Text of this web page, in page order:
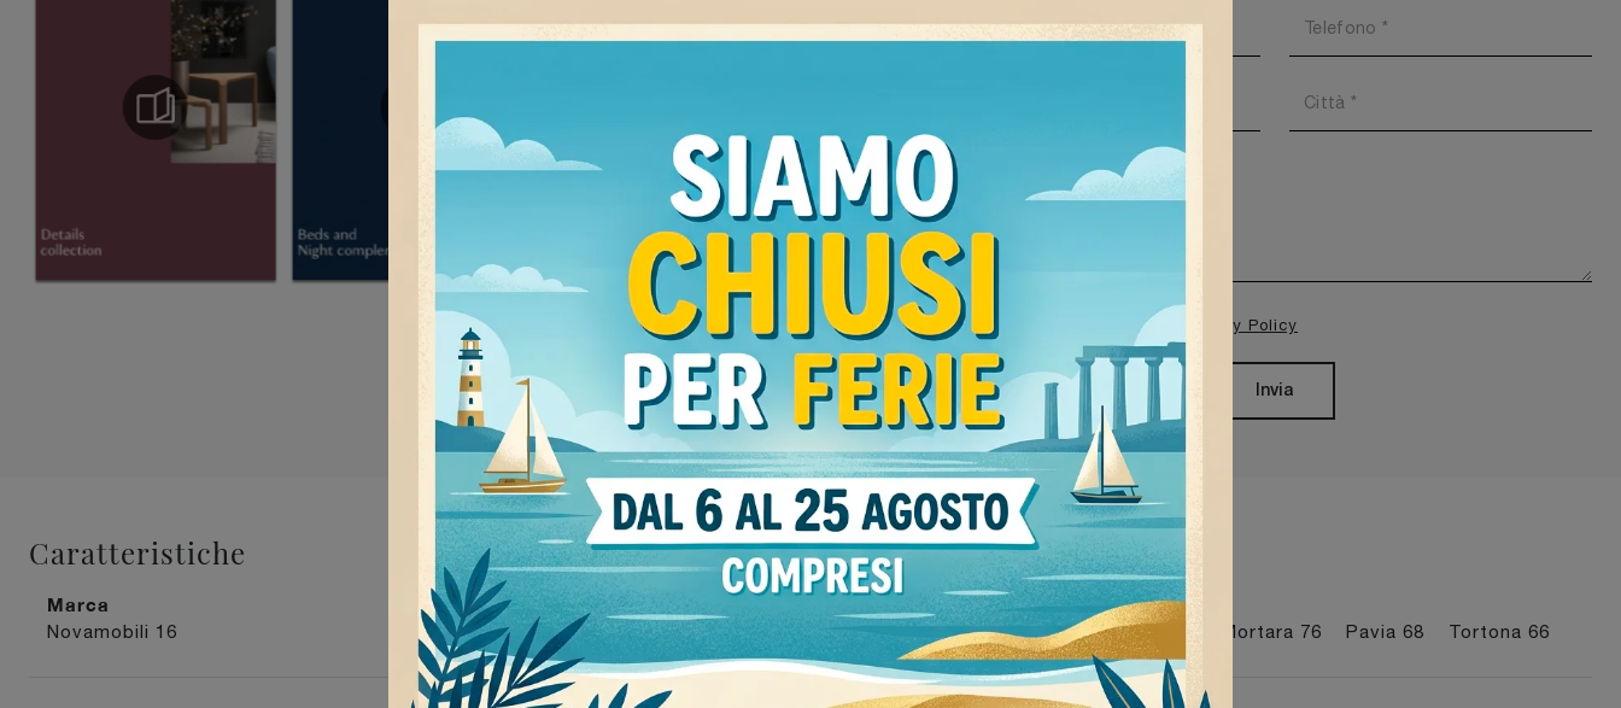
Ho preso visione della Privacy Policy
Invia
Caratteristiche
Marca
Novamobili 16
Materiale
in laccato opaco 38 moderne122
I più visti a :
Milano Mortara 76 Pavia 68 Tortona 66